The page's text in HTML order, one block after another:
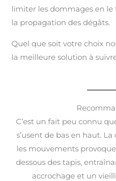
limiter les dommages en
la propagation des dégâts.
Quel que soit votre choix
la meilleure solution à
C’est un fait peu connu
s’usent de bas en haut.
les mouvements
dessous des tapis,
accrochage et un